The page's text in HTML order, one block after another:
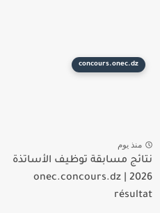
concours.onec.dz
منذ يوم
نتائج مسابقة توظيف الأساتذة
2026 | onec.concours.dz
résultat